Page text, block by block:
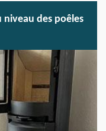
niveau des poêles